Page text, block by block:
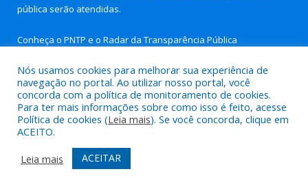
pública serão atendidas.
Conheça o PNTP e o Radar da Transparência Pública
Todos os direitos reservados a Prefeitura Municipal de Aurora
do Pará.
Mapa do Site
Acessar Área Administrativa
Acessar Webmail
Nós usamos cookies para melhorar sua experiência de
navegação no portal. Ao utilizar nosso portal, você
concorda com a política de monitoramento de cookies.
Para ter mais informações sobre como isso é feito, acesse
Política de cookies (Leia mais). Se você concorda, clique em
ACEITO.
Leia mais
ACEITAR